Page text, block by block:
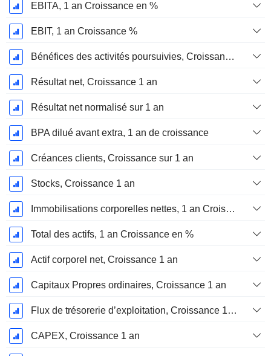
EBITA, 1 an Croissance en %
EBIT, 1 an Croissance %
Bénéfices des activités poursuivies, Croissance 1 an
Résultat net, Croissance 1 an
Résultat net normalisé sur 1 an
BPA dilué avant extra, 1 an de croissance
Créances clients, Croissance sur 1 an
Stocks, Croissance 1 an
Immobilisations corporelles nettes, 1 an Croissance
Total des actifs, 1 an Croissance en %
Actif corporel net, Croissance 1 an
Capitaux Propres ordinaires, Croissance 1 an
Flux de trésorerie d’exploitation, Croissance 1 an
CAPEX, Croissance 1 an